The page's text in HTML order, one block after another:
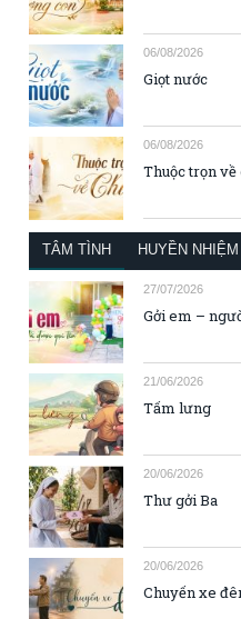
06/08/2026
Giọt nước
06/08/2026
Thuộc trọn về
TÂM TÌNH HUYỀN
27/07/2026
Gởi em –
21/06/2026
Tấm lưng
20/06/2026
Thư gởi Ba
20/06/2026
Chuyến xe